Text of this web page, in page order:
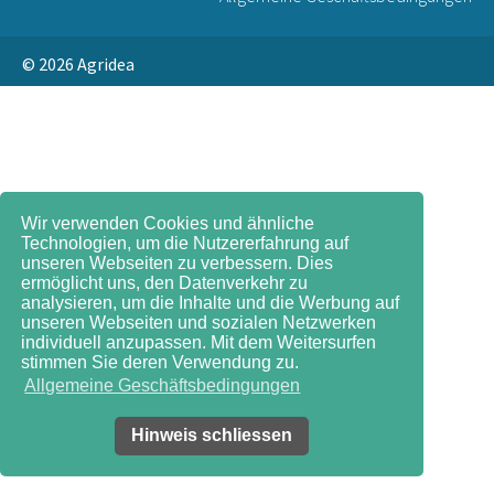
Wir verwenden Cookies und ähnliche
Technologien, um die Nutzererfahrung auf
unseren Webseiten zu verbessern. Dies
ermöglicht uns, den Datenverkehr zu
analysieren, um die Inhalte und die Werbung auf
unseren Webseiten und sozialen Netzwerken
individuell anzupassen. Mit dem Weitersurfen
stimmen Sie deren Verwendung zu.
Allgemeine Geschäftsbedingungen
Hinweis schliessen
© 2026 Agridea